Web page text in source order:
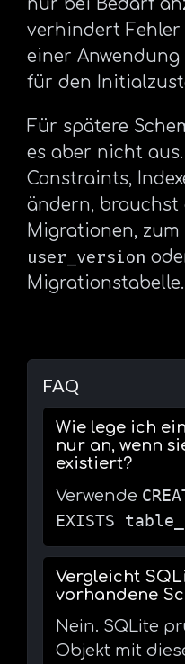
nur bei Bedarf
verhindert
einer
für den
Für spätere
es aber nicht
Constraints,
ändern, brauchst
Migrationen,
user_version
Migrationstabelle.
FAQ
Wie lege ich
nur an, wenn
existiert?
Verwende
EXISTS
Vergleicht
vorhandene
Nein. SQLite
Objekt mit